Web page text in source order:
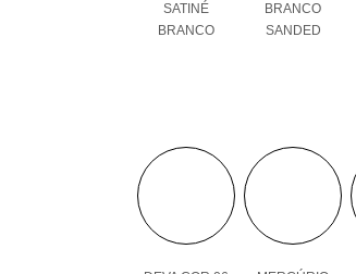
SATINÉ
BRANCO
BRANCO
SANDED